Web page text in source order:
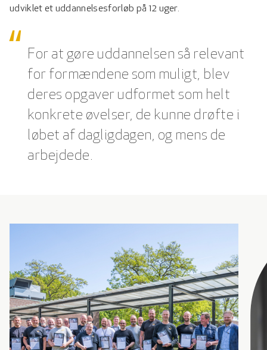
udviklet et uddannelsesforløb på 12 uger.
For at gøre uddannelsen så relevant
for formændene som muligt, blev
deres opgaver udformet som helt
konkrete øvelser, de kunne drøfte i
løbet af dagligdagen, og mens de
arbejdede.